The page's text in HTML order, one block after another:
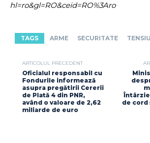
hl=ro&gl=RO&ceid=RO%3Aro
TAGS ARME SECURITATE
ARTICOLUL PRECEDENT
Oficialul responsabil cu
Fondurile informează
asupra pregătirii Cererii
de Plată 4 din PNR,
având o valoare de 2,62
miliarde de euro
de cord